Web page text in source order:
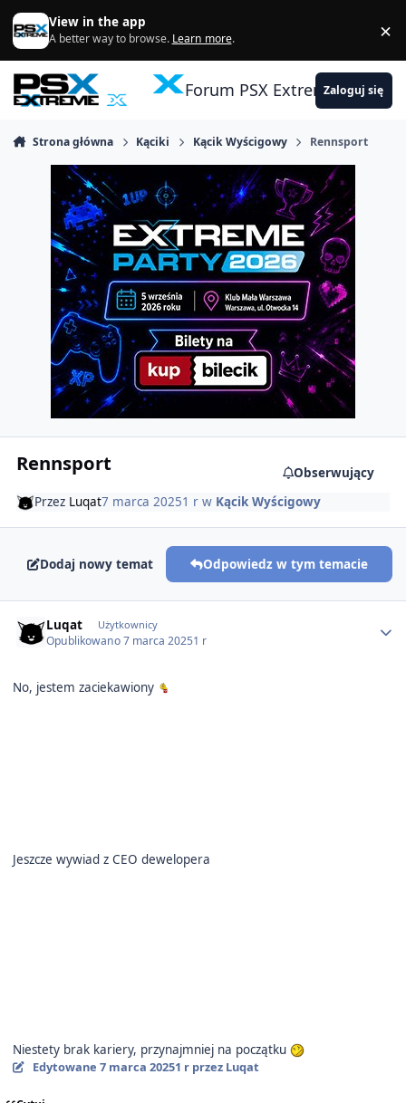
Skocz do zawartości
View in the app
A better way to browse. Learn more. ×
Forum PSX ExtremeZaloguj się
Strona główna Kąciki Kącik Wyścigowy Rennsport
Rennsport
Obserwujący
Przez Luqat7 marca 20251 r w Kącik Wyścigowy
Dodaj nowy temat Odpowiedz w tym temacie
Luqat Użytkownicy
Opublikowano7 marca 20251 r
No, jestem zaciekawiony
Jeszcze wywiad z CEO dewelopera
Niestety brak kariery, przynajmniej na początku
Edytowane 7 marca 20251 r przez Luqat